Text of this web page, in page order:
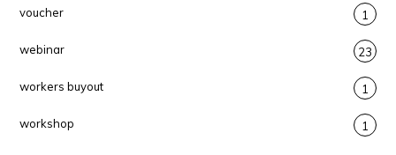
voucher 1
webinar 23
workers buyout 1
workshop 1